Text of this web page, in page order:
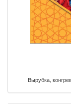
Вырубка,